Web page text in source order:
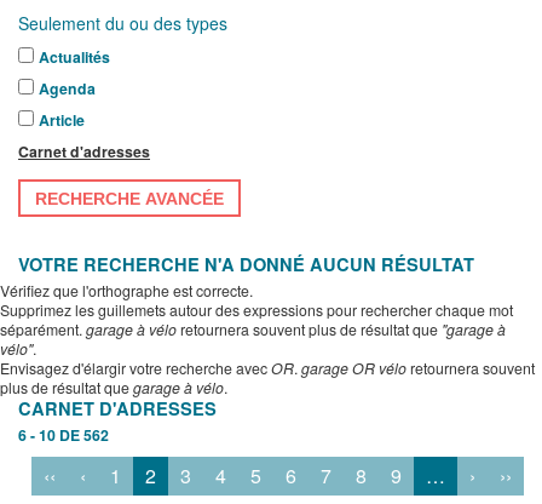
Seulement du ou des types
Actualités
Agenda
Article
Carnet d'adresses
RECHERCHE AVANCÉE
VOTRE RECHERCHE N'A DONNÉ AUCUN RÉSULTAT
Vérifiez que l'orthographe est correcte.
Supprimez les guillemets autour des expressions pour rechercher chaque mot
séparément. garage à véloretournera souvent plus de résultat que "garage à
vélo".
Envisagez d'élargir votre recherche avecOR. garage OR véloretournera souvent
plus de résultat quegarage à vélo.
CARNET D'ADRESSES
6 - 10 DE 562
‹‹ ‹ 1 2 3 4 5 6 7 8 9 … › ››